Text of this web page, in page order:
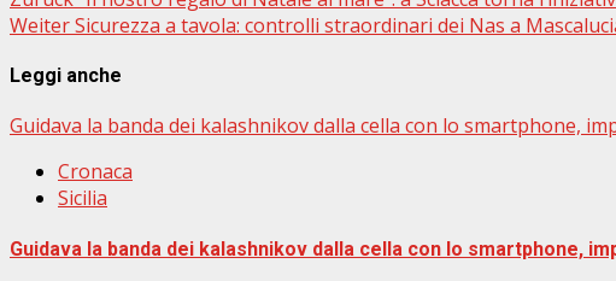
WeiterSicurezza a tavola: controlli straordinari dei Nas a
Leggi anche
Guidava la banda dei kalashnikov dalla cella con lo smartphone,
Cronaca
Sicilia
Guidava la banda dei kalashnikov dalla cella con lo smartphone,